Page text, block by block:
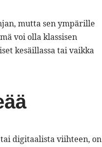
mutta sen ympärille
voi olla klassisen
kesäillassa tai vaikka
digitaalista viihteen, on